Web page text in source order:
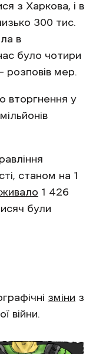
з Харкова, і в
300 тис.
в
було чотири
розповів мер.
вторгнення у
станом на 1
1 426
були
зміни з
війни.